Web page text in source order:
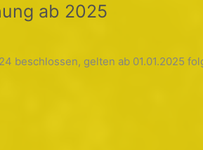
ab 2025
beschlossen, gelten ab 01.01.2025